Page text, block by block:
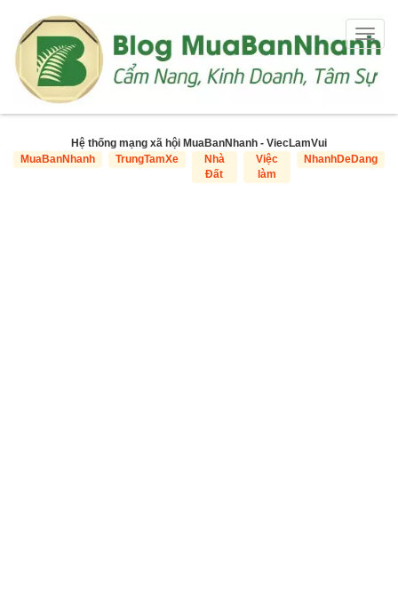
Hệ thống mạng xã hội MuaBanNhanh - ViecLamVui
MuaBanNhanh
TrungTamXe
Nhà
Đất
Việc
làm
NhanhDeDang